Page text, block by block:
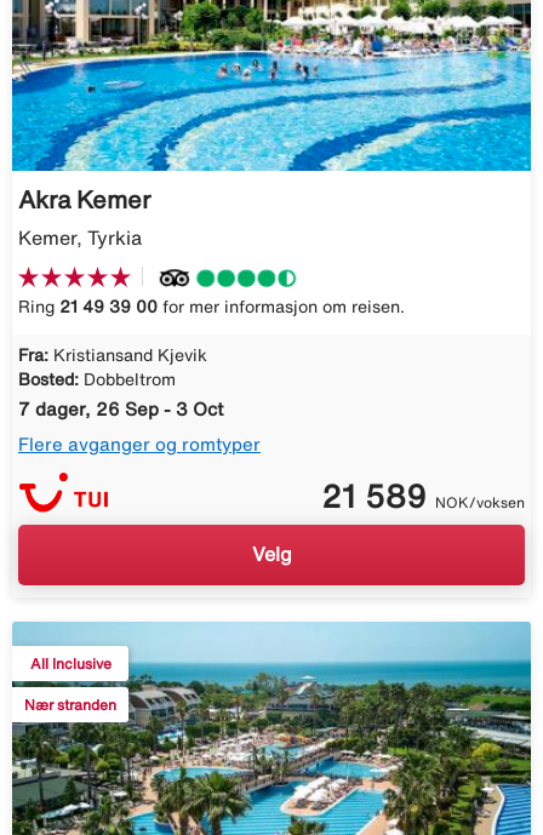
Akra Kemer
Kemer, Tyrkia
Ring 21 49 39 00 for mer informasjon om reisen.
Fra: Kristiansand Kjevik
Bosted: Dobbeltrom
7 dager, 26 Sep - 3 Oct
Flere avganger og romtyper
21 589 NOK/voksen
Velg
All Inclusive
Nær stranden